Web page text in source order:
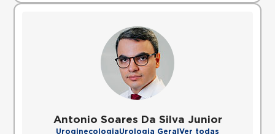
Antonio Soares Da Silva Junior
UroginecologiaUrologia Geral Ver todas